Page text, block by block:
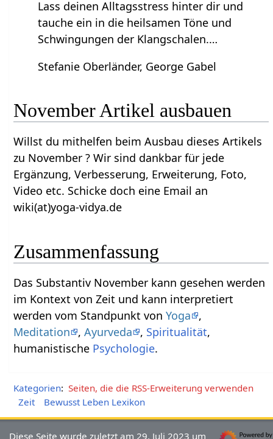
Lass deinen Alltagsstress hinter dir und
tauche ein in die heilsamen Töne und
Schwingungen der Klangschalen.…
Stefanie Oberländer, George Gabel
November‏‎ Artikel ausbauen
Willst du mithelfen beim Ausbau dieses Artikels
zu November‏‎ ? Wir sind dankbar für jede
Ergänzung, Verbesserung, Erweiterung, Foto,
Video etc. Schicke doch eine Email an
wiki(at)yoga-vidya.de
Zusammenfassung
Das Substantiv November‏‎ kann gesehen werden
im Kontext von Zeit und kann interpretiert
werden vom Standpunkt vonYoga
,
Meditation
,Ayurveda , Spiritualität,
humanistische Psychologie.
Kategorien: Seiten, die die RSS-Erweiterung verwenden
Zeit
Bewusst Leben Lexikon
Diese Seite wurde zuletzt am 29. Juli 2023 um